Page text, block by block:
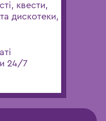
квести,
дискотеки,
24/7